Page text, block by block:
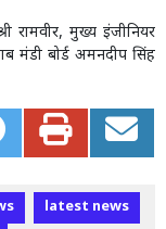
रामवीर, मुख्य इंजीनियर
मंडी बोर्ड अमनदीप सिंह
latest news